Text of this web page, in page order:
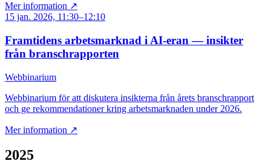
Mer information ↗
15 jan. 2026, 11:30–12:10
Framtidens arbetsmarknad i AI-eran — insikter
från branschrapporten
Webbinarium
Webbinarium för att diskutera insikterna från årets branschrapport
och ge rekommendationer kring arbetsmarknaden under 2026.
Mer information ↗
2025